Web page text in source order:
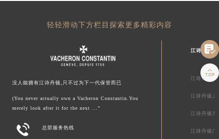
轻轻滑动下方栏目探索更多精彩内容
没人能拥有江诗丹顿,只不过为下一代保管而已
(You never actually own a Vacheron Constantin.You
merely look after it for the next ...”
 总部服务热线
江诗丹顿中
江诗丹顿北
江诗丹顿上
江诗丹顿天
江诗丹顿广

